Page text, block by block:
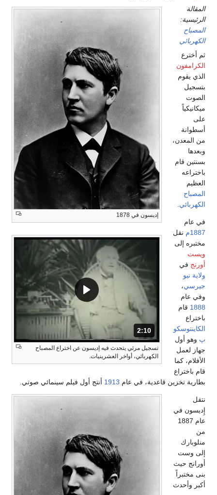
إديسون في 1878
المدة: دقائق و 10 ثواني.
2:10
تسجيل مرئي يتحدث فيه إديسون عن اختراع المصباح
الكهربائي، أواخر العشرينيات.
المقالة
الرئيسية:
المصباح
الكهربائي
ثم أخترع
الكرامفون
الذي يقوم
بتسجيل
الصوت
ميكانيكياً
على
أسطوانة
من المعدن،
وبعدها
بسنتين قام
باختراعه
العظيم
المصباح
الكهربائي
في عام
1887م
نقل
مختبره إلى
ويست
أورنج في
ولاية نيو
جيرسي،
وفي عام
1888 قام
باختراع
الكاينتوسكو
پ وهو أول
جهاز لعمل
الأفلام، كما
قام باختراع
بطارية تخزين قاعدية، في عام 1913 أنتج أول فيلم سينمائي صوتي.
نتقل
إِديسون في
عام 1887
من
منلوبارك
إلى وست
أورانج حيث
بنى مختبراً
أكبر وأحدث